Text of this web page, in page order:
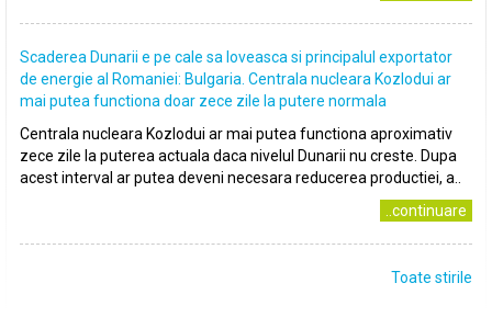
Scaderea Dunarii e pe cale sa loveasca si principalul exportator
de energie al Romaniei: Bulgaria. Centrala nucleara Kozlodui ar
mai putea functiona doar zece zile la putere normala
Centrala nucleara Kozlodui ar mai putea functiona aproximativ
zece zile la puterea actuala daca nivelul Dunarii nu creste. Dupa
acest interval ar putea deveni necesara reducerea productiei, a..
..continuare
Toate stirile